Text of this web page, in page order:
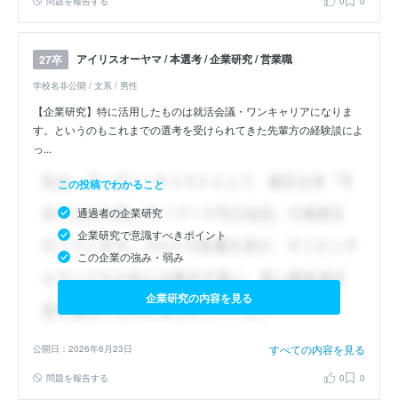
27卒 アイリスオーヤマ / 本選考 / 企業研究 / 営業職
学校名非公開 / 文系 / 男性
【企業研究】特に活用したものは就活会議・ワンキャリアになりま
す。というのもこれまでの選考を受けられてきた先輩方の経験談によ
っ...
この投稿でわかること
通過者の企業研究
企業研究で意識すべきポイント
この企業の強み・弱み
企業研究の内容を見る
公開日：2026年6月23日 すべての内容を見る
問題を報告する 0 0